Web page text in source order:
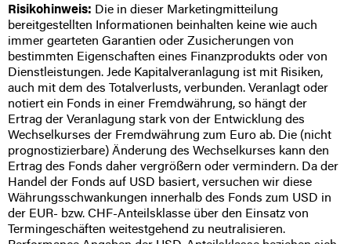
Risikohinweis: Die in dieser Marketingmitteilung
bereitgestellten Informationen beinhalten keine wie auch
immer gearteten Garantien oder Zusicherungen von
bestimmten Eigenschaften eines Finanzprodukts oder von
Dienstleistungen. Jede Kapitalveranlagung ist mit Risiken,
auch mit dem des Totalverlusts, verbunden. Veranlagt oder
notiert ein Fonds in einer Fremdwährung, so hängt der
Ertrag der Veranlagung stark von der Entwicklung des
Wechselkurses der Fremdwährung zum Euro ab. Die (nicht
prognostizierbare) Änderung des Wechselkurses kann den
Ertrag des Fonds daher vergrößern oder vermindern. Da der
Handel der Fonds auf USD basiert, versuchen wir diese
Währungsschwankungen innerhalb des Fonds zum USD in
der EUR- bzw. CHF-Anteilsklasse über den Einsatz von
Termingeschäften weitestgehend zu neutralisieren.